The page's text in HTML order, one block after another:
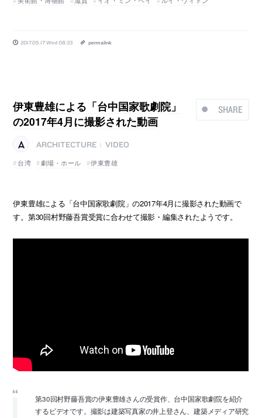
2017.05.17 Wed 08:33 permalink
SHARE
伊東豊雄による「台中国家歌劇院」
の2017年4月に撮影された動画
ARCHITECTURE
VIDEO
台湾
劇場・ホール 伊東豊雄
伊東豊雄による「台中国家歌劇院」の2017年4月に撮影された動画で
す。第30回村野藤吾賞受賞に合わせて撮影・編集されたようです。
第30回村野藤吾賞の伊東豊雄さんの受賞作、台中国家歌劇院を紹介
するビデオです。撮影は建築写真家の井上登さん、建築メディア研究